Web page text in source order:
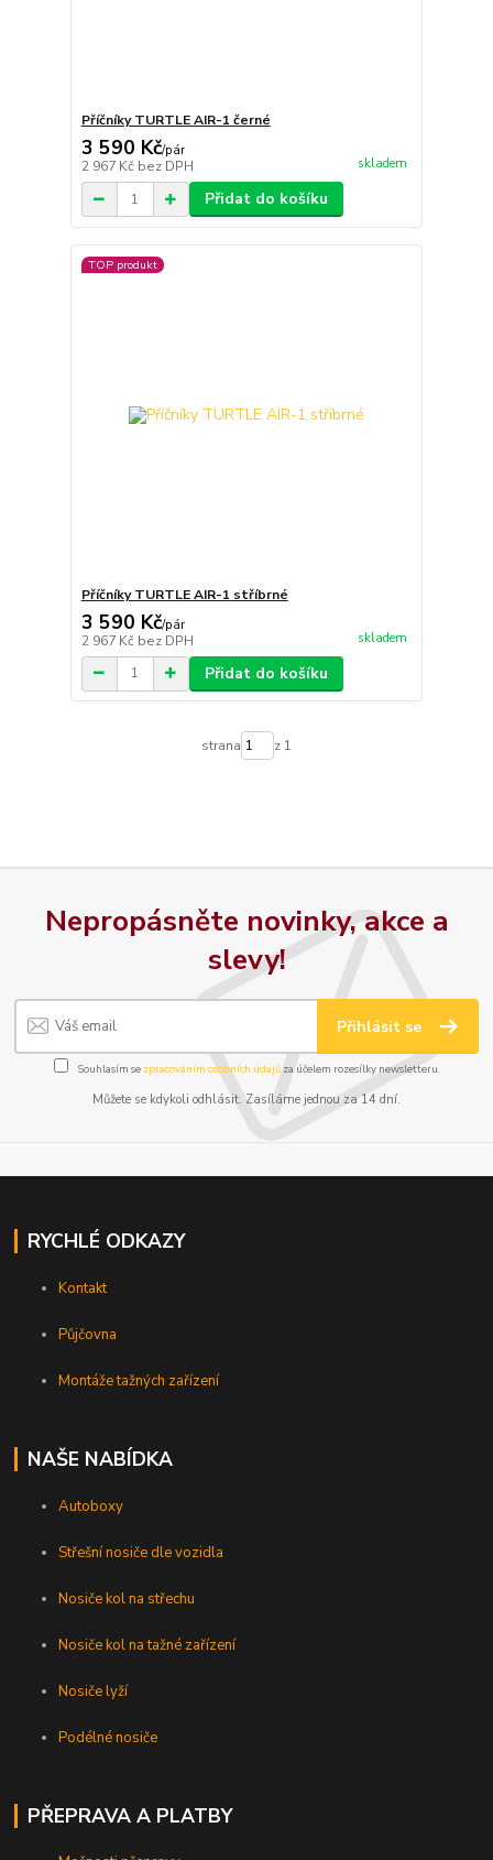
Příčníky TURTLE AIR-1 černé
3 590 Kč/pár
2 967 Kč bez DPH skladem
Přidat do košíku
TOP produkt
Příčníky TURTLE AIR-1 stříbrné
3 590 Kč/pár
2 967 Kč bez DPH skladem
Přidat do košíku
strana z 1
Nepropásněte novinky, akce a
slevy!
Přihlásit se
Souhlasím se zpracováním osobních údajůza účelem rozesílky newsletteru.
Můžete se kdykoli odhlásit. Zasíláme jednou za 14 dní.
RYCHLÉ ODKAZY
Kontakt
Půjčovna
Montáže tažných zařízení
NAŠE NABÍDKA
Autoboxy
Střešní nosiče dle vozidla
Nosiče kol na střechu
Nosiče kol na tažné zařízení
Nosiče lyží
Podélné nosiče
PŘEPRAVA A PLATBY